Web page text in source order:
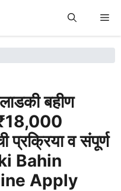
बहीण
₹18,000
प्रक्रिया व संपूर्ण
Bahin
Apply